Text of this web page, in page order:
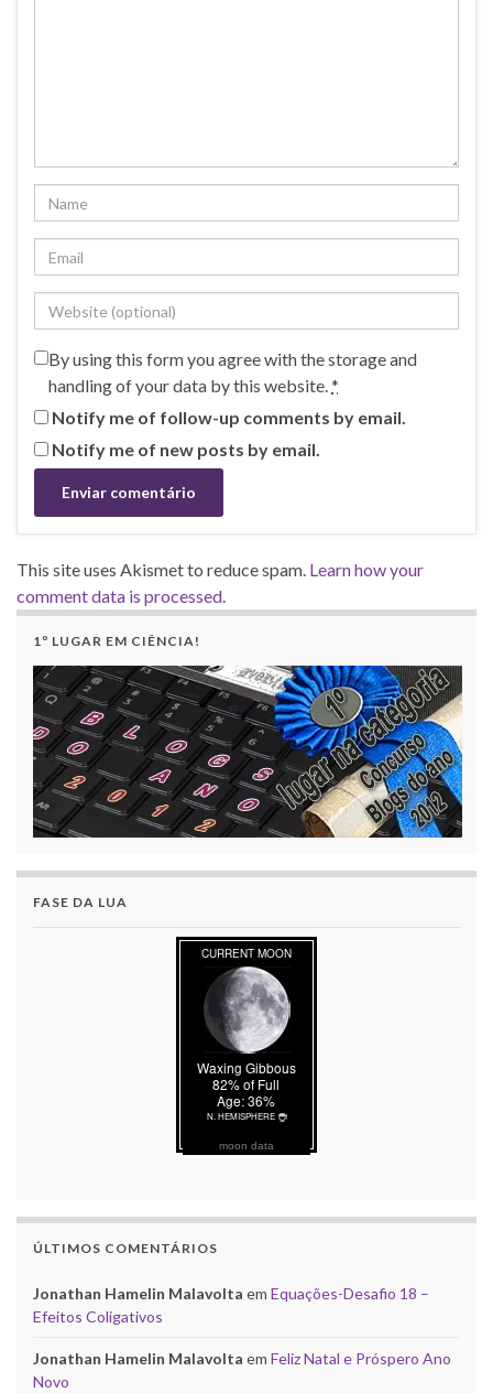
By using this form you agree with the storage and
handling of your data by this website.*
Notify me of follow-up comments by email.
Notify me of new posts by email.
This site uses Akismet to reduce spam. Learn how your
comment data is processed.
1º LUGAR EM CIÊNCIA!
FASE DA LUA
moon data
ÚLTIMOS COMENTÁRIOS
Jonathan Hamelin Malavolta em Equações-Desafio 18 –
Efeitos Coligativos
Jonathan Hamelin Malavolta em Feliz Natal e Próspero Ano
Novo